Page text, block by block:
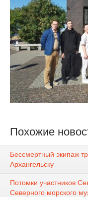
Похожие
Бессмертный экипаж
Архангельску
Потомки участников
Северного морского